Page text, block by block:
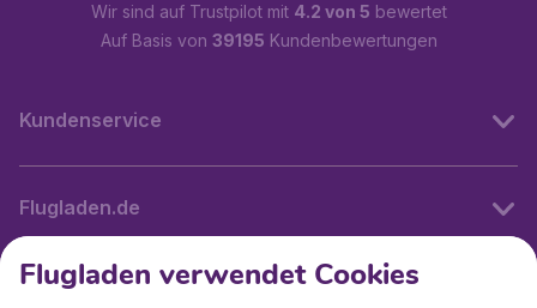
Wir sind auf Trustpilot mit 4.2 von 5 bewertet
Auf Basis von 39195 Kundenbewertungen
Kundenservice
Flugladen.de
Internationale Webseiten
Flugladen verwendet Cookies